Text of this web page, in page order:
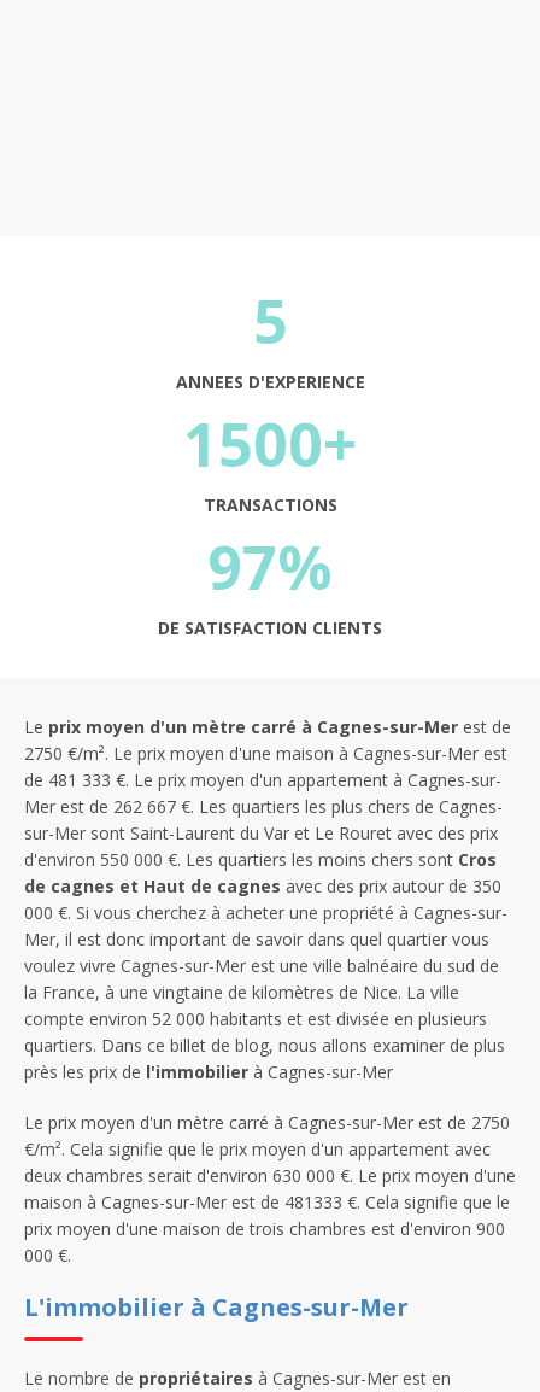
5
ANNEES D'EXPERIENCE
1500+
TRANSACTIONS
97%
DE SATISFACTION CLIENTS
Le prix moyen d'un mètre carré à Cagnes-sur-Mer est de
2750 €/m². Le prix moyen d'une maison à Cagnes-sur-Mer est
de 481 333 €. Le prix moyen d'un appartement à Cagnes-sur-
Mer est de 262 667 €. Les quartiers les plus chers de Cagnes-
sur-Mer sont Saint-Laurent du Var et Le Rouret avec des prix
d'environ 550 000 €. Les quartiers les moins chers sont Cros
de cagnes et Haut de cagnes avec des prix autour de 350
000 €. Si vous cherchez à acheter une propriété à Cagnes-sur-
Mer, il est donc important de savoir dans quel quartier vous
voulez vivre Cagnes-sur-Mer est une ville balnéaire du sud de
la France, à une vingtaine de kilomètres de Nice. La ville
compte environ 52 000 habitants et est divisée en plusieurs
quartiers. Dans ce billet de blog, nous allons examiner de plus
près les prix de l'immobilier à Cagnes-sur-Mer
Le prix moyen d'un mètre carré à Cagnes-sur-Mer est de 2750
€/m². Cela signifie que le prix moyen d'un appartement avec
deux chambres serait d'environ 630 000 €. Le prix moyen d'une
maison à Cagnes-sur-Mer est de 481333 €. Cela signifie que le
prix moyen d'une maison de trois chambres est d'environ 900
000 €.
L'immobilier à Cagnes-sur-Mer
Le nombre de propriétaires à Cagnes-sur-Mer est en